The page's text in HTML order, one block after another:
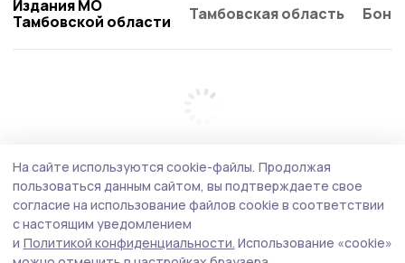
Издания МО
Тамбовской области
Тамбовская область
На сайте используются cookie-файлы. Продолжая
пользоваться данным сайтом, вы подтверждаете свое
согласие на использование файлов cookie в соответствии
с настоящим уведомлением
и Политикой конфиденциальности. Использование «cookie»